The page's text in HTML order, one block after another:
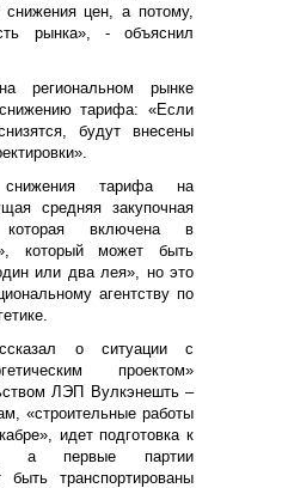
снижения цен, а потому,
рынка», - объяснил
региональном рынке
тарифа: «Если
будут внесены
тарифа на
средняя закупочная
включена в
который может быть
или два лея», но это
агентству по
о ситуации с
проектом»
ЛЭП Вулкэнешть –
«строительные работы
идет подготовка к
а первые партии
быть транспортированы